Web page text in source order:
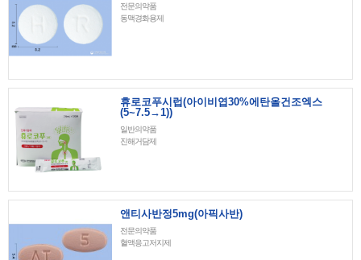
전문의약품
동맥경화용제
휴로코푸시럽(아이비엽30%에탄올건조엑스
(5~7.5→1))
일반의약품
진해거담제
앤티사반정5mg(아픽사반)
전문의약품
혈액응고저지제